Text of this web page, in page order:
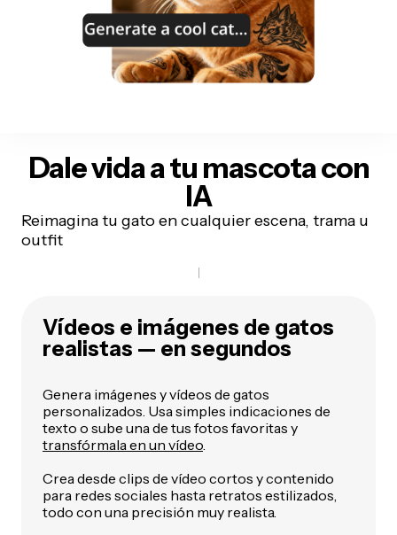
Dale vida a tu mascotacon
IA
Reimagina tu gato en cualquier escena, trama u
outfit
Vídeos e imágenes de gatos
realistas — en segundos
Genera imágenes y vídeos de gatos
personalizados. Usa simples indicaciones de
texto o sube una de tus fotos favoritas y
transfórmala en un vídeo
Crea desde clips de vídeo cortos y contenido
para redes sociales hasta retratos estilizados,
todo con una precisión muy realista.